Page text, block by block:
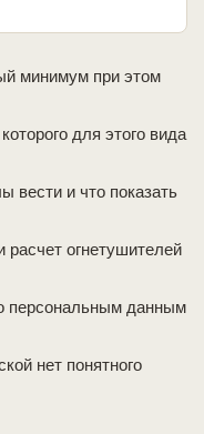
минимум при этом
для этого вида
вести и что показать
расчет огнетушителей
персональным данным
нет понятного